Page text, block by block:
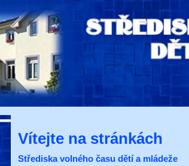
Vítejte na stránkách
Střediska volného času dětí a mládeže